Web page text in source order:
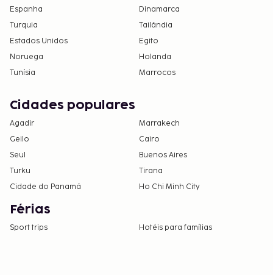
Espanha
Dinamarca
Turquia
Tailândia
Estados Unidos
Egito
Noruega
Holanda
Tunísia
Marrocos
Cidades populares
Agadir
Marrakech
Geilo
Cairo
Seul
Buenos Aires
Turku
Tirana
Cidade do Panamá
Ho Chi Minh City
Férias
Sport trips Hotéis para famílias